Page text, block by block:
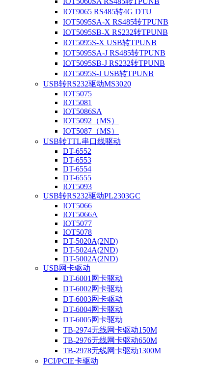
IOT9065 RS485转4G DTU
IOT5095SA-X RS485转TPUNB
IOT5095SB-X RS232转TPUNB
IOT5095S-X USB转TPUNB
IOT5095SA-J RS485转TPUNB
IOT5095SB-J RS232转TPUNB
IOT5095S-J USB转TPUNB
USB转RS232驱动MS3020
IOT5075
IOT5081
IOT5086SA
IOT5092（MS）
IOT5087（MS）
USB转TTL串口线驱动
DT-6552
DT-6553
DT-6554
DT-6555
IOT5093
USB转RS232驱动PL2303GC
IOT5066
IOT5066A
IOT5077
IOT5078
DT-5020A(2ND)
DT-5024A(2ND)
DT-5002A(2ND)
USB网卡驱动
DT-6001网卡驱动
DT-6002网卡驱动
DT-6003网卡驱动
DT-6004网卡驱动
DT-6005网卡驱动
TB-2974无线网卡驱动150M
TB-2976无线网卡驱动650M
TB-2978无线网卡驱动1300M
PCI/PCIE卡驱动